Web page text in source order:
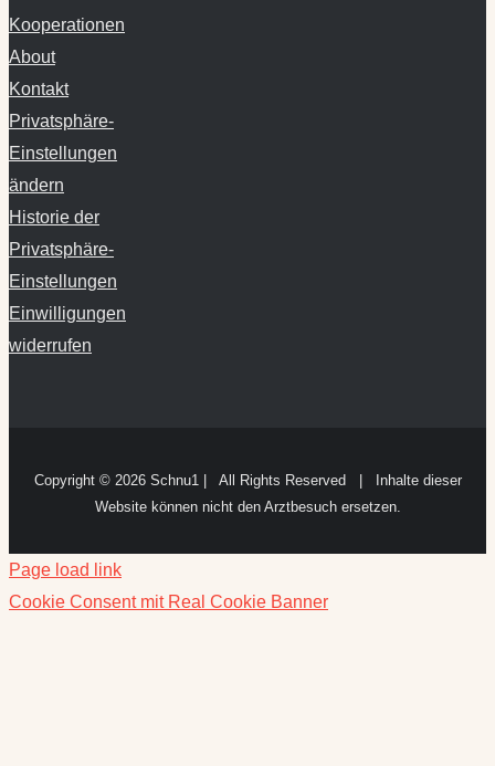
Kooperationen
About
Kontakt
Privatsphäre-
Einstellungen
ändern
Historie der
Privatsphäre-
Einstellungen
Einwilligungen
widerrufen
Copyright © 2026 Schnu1 | All Rights Reserved | Inhalte dieser
Website können nicht den Arztbesuch ersetzen.
Page load link
Cookie Consent mit Real Cookie Banner